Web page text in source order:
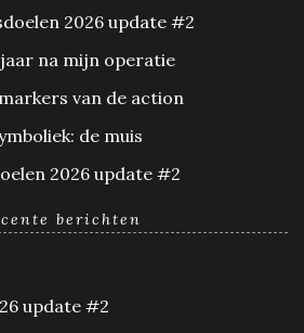
2026 update #2
jaar na mijn operatie
van de action
de muis
2026 update #2
berichten
update #2